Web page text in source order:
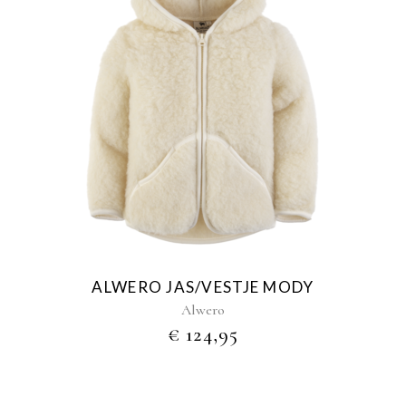
product
heeft
meerdere
variaties.
optie
worden
op
de
ALWERO JAS/VESTJE MODY
Alwero
€ 124,95